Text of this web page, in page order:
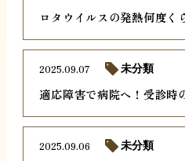
ロタウイルスの発熱何度く
適応障害で病院へ！受診時
2025.09.07 未分類
2025.09.06 未分類